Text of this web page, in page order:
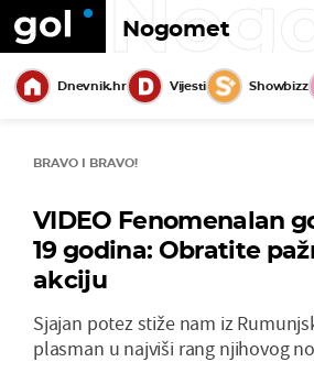
Nogomet
Dnevnik.hr Vijesti Showbizz
BRAVO I BRAVO!
VIDEO Fenomenalan
19 godina: Obratite
akciju
Sjajan potez stiže nam iz
plasman u najviši rang njihovog